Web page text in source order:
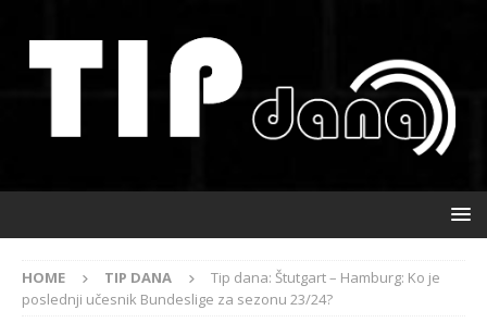
HOME TIP DANA
Tip dana: Štutgart – Hamburg: Ko je
poslednji učesnik Bundeslige za sezonu 23/24?